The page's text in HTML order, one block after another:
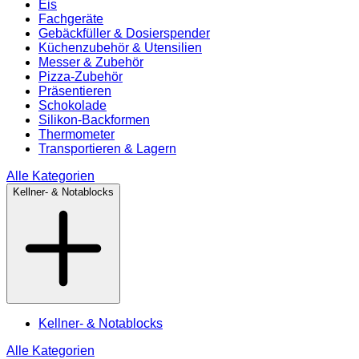
Eis
Fachgeräte
Gebäckfüller & Dosierspender
Küchenzubehör & Utensilien
Messer & Zubehör
Pizza-Zubehör
Präsentieren
Schokolade
Silikon-Backformen
Thermometer
Transportieren & Lagern
Alle Kategorien
Kellner- & Notablocks
Kellner- & Notablocks
Alle Kategorien